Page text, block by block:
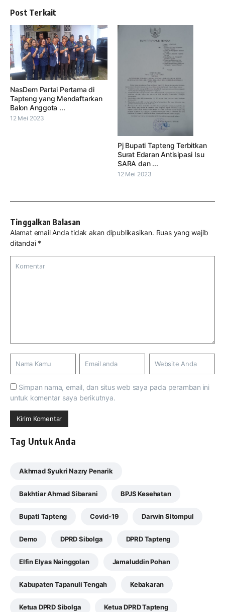
Post Terkait
NasDem Partai Pertama di
Tapteng yang Mendaftarkan
Balon Anggota ...
12 Mei 2023
Pj Bupati Tapteng Terbitkan
Surat Edaran Antisipasi Isu
SARA dan ...
12 Mei 2023
Tinggalkan Balasan
Alamat email Anda tidak akan dipublikasikan. Ruas yang wajib
ditandai *
Simpan nama, email, dan situs web saya pada peramban ini
untuk komentar saya berikutnya.
Tag Untuk Anda
Akhmad Syukri Nazry Penarik
Bakhtiar Ahmad Sibarani BPJS Kesehatan
Bupati Tapteng Covid-19 Darwin Sitompul
Demo DPRD Sibolga DPRD Tapteng
Elfin Elyas Nainggolan Jamaluddin Pohan
Kabupaten Tapanuli Tengah Kebakaran
Ketua DPRD Sibolga Ketua DPRD Tapteng